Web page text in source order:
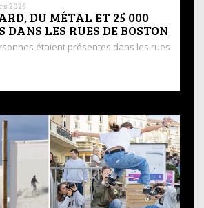
2026
DU MÉTAL ET 25 000
DANS LES RUES DE BOSTON
étaient présentes dans les rues